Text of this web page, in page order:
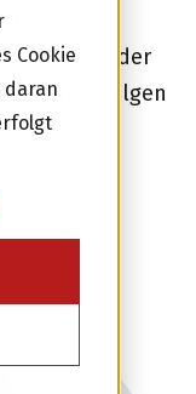
Cookie
daran
in der
sowie in der